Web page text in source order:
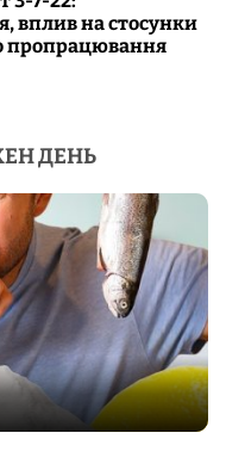
вплив на стосунки
пропрацювання
ДЕНЬ